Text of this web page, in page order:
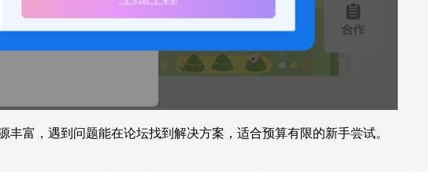
富，遇到问题能在论坛找到解决方案，适合预算有限的新手尝试。